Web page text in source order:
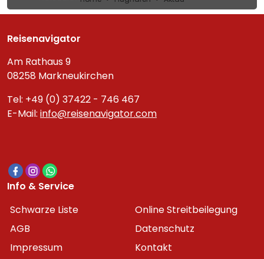
Reisenavigator
Am Rathaus 9
08258 Markneukirchen
Tel: +49 (0) 37422 - 746 467
E-Mail: info@reisenavigator.com
Info & Service
Schwarze Liste
Online Streitbeilegung
AGB
Datenschutz
Impressum
Kontakt